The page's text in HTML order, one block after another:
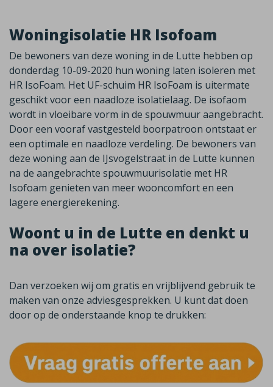
Woningisolatie HR Isofoam
De bewoners van deze woning in de Lutte hebben op
donderdag 10-09-2020 hun woning laten isoleren met
HR IsoFoam. Het UF-schuim HR IsoFoam is uitermate
geschikt voor een naadloze isolatielaag. De isofaom
wordt in vloeibare vorm in de spouwmuur aangebracht.
Door een vooraf vastgesteld boorpatroon ontstaat er
een optimale en naadloze verdeling. De bewoners van
deze woning aan de IJsvogelstraat in de Lutte kunnen
na de aangebrachte spouwmuurisolatie met HR
Isofoam genieten van meer wooncomfort en een
lagere energierekening.
Woont u in de Lutte en denkt u
na over isolatie?
Dan verzoeken wij om gratis en vrijblijvend gebruik te
maken van onze adviesgesprekken. U kunt dat doen
door op de onderstaande knop te drukken: